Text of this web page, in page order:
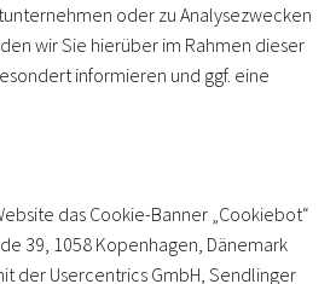
oder zu Analysezwecken
wir Sie hierüber im Rahmen dieser
informieren und ggf. eine
das Cookie-Banner „Cookiebot“
39, 1058 Kopenhagen, Dänemark
der Usercentrics GmbH, Sendlinger